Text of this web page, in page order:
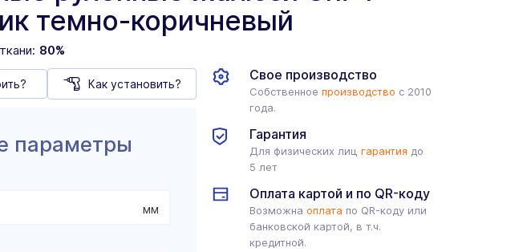
темно-коричневый
80%
Как установить?
параметры
мм
Свое производство
Собственноепроизводство с 2010
года.
Гарантия
Для физических лицгарантия до
5 лет
Оплата картой и по QR-коду
Возможнаоплата по QR-коду или
банковской картой, в т.ч.
кредитной.